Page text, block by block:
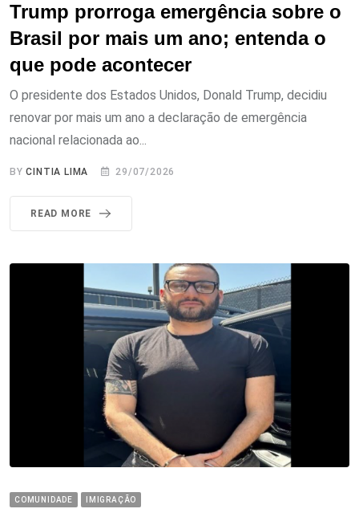
Trump prorroga emergência sobre o
Brasil por mais um ano; entenda o
que pode acontecer
O presidente dos Estados Unidos, Donald Trump, decidiu
renovar por mais um ano a declaração de emergência
nacional relacionada ao...
BYCINTIA LIMA 29/07/2026
READ MORE
COMUNIDADE IMIGRAÇÃO